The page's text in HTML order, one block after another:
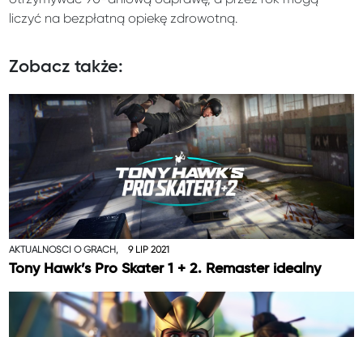
liczyć na bezpłatną opiekę zdrowotną.
Zobacz także:
AKTUALNOŚCI O GRACH, 9 LIP 2021
Tony Hawk’s Pro Skater 1 + 2. Remaster idealny